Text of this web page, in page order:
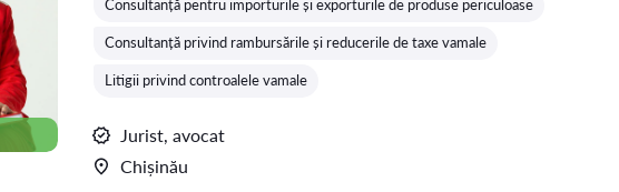
Consultanță pentru importurile și exporturile de produse periculoase
Consultanță privind rambursările și reducerile de taxe vamale
Litigii privind controalele vamale
Jurist, avocat
Chișinău